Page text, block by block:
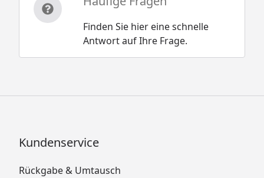
Finden Sie hier eine schnelle
Antwort auf Ihre Frage.
Kundenservice
Rückgabe & Umtausch